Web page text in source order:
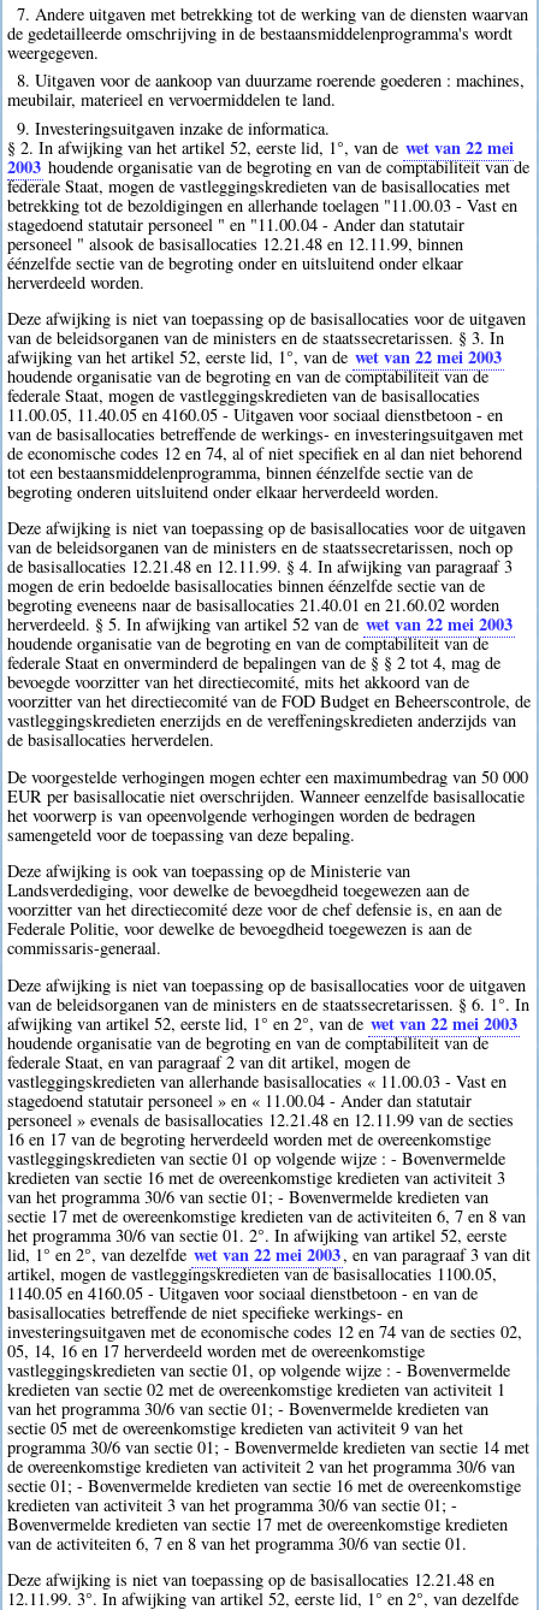
7. Andere uitgaven met betrekking tot de werking van de diensten waarvan
de gedetailleerde omschrijving in de bestaansmiddelenprogramma's wordt
weergegeven.
8. Uitgaven voor de aankoop van duurzame roerende goederen : machines,
meubilair, materieel en vervoermiddelen te land.
9. Investeringsuitgaven inzake de informatica.
§ 2. In afwijking van het artikel 52, eerste lid, 1°, van de wet van 22 mei
2003 houdende organisatie van de begroting en van de comptabiliteit van de
federale Staat, mogen de vastleggingskredieten van de basisallocaties met
betrekking tot de bezoldigingen en allerhande toelagen "11.00.03 - Vast en
stagedoend statutair personeel " en "11.00.04 - Ander dan statutair
personeel " alsook de basisallocaties 12.21.48 en 12.11.99, binnen
éénzelfde sectie van de begroting onder en uitsluitend onder elkaar
herverdeeld worden.
Deze afwijking is niet van toepassing op de basisallocaties voor de uitgaven
van de beleidsorganen van de ministers en de staatssecretarissen. § 3. In
afwijking van het artikel 52, eerste lid, 1°, van de wet van 22 mei 2003
houdende organisatie van de begroting en van de comptabiliteit van de
federale Staat, mogen de vastleggingskredieten van de basisallocaties
11.00.05, 11.40.05 en 4160.05 - Uitgaven voor sociaal dienstbetoon - en
van de basisallocaties betreffende de werkings- en investeringsuitgaven met
de economische codes 12 en 74, al of niet specifiek en al dan niet behorend
tot een bestaansmiddelenprogramma, binnen éénzelfde sectie van de
begroting onderen uitsluitend onder elkaar herverdeeld worden.
Deze afwijking is niet van toepassing op de basisallocaties voor de uitgaven
van de beleidsorganen van de ministers en de staatssecretarissen, noch op
de basisallocaties 12.21.48 en 12.11.99. § 4. In afwijking van paragraaf 3
mogen de erin bedoelde basisallocaties binnen éénzelfde sectie van de
begroting eveneens naar de basisallocaties 21.40.01 en 21.60.02 worden
herverdeeld. § 5. In afwijking van artikel 52 van de wet van 22 mei 2003
houdende organisatie van de begroting en van de comptabiliteit van de
federale Staat en onverminderd de bepalingen van de § § 2 tot 4, mag de
bevoegde voorzitter van het directiecomité, mits het akkoord van de
voorzitter van het directiecomité van de FOD Budget en Beheerscontrole, de
vastleggingskredieten enerzijds en de vereffeningskredieten anderzijds van
de basisallocaties herverdelen.
De voorgestelde verhogingen mogen echter een maximumbedrag van 50 000
EUR per basisallocatie niet overschrijden. Wanneer eenzelfde basisallocatie
het voorwerp is van opeenvolgende verhogingen worden de bedragen
samengeteld voor de toepassing van deze bepaling.
Deze afwijking is ook van toepassing op de Ministerie van
Landsverdediging, voor dewelke de bevoegdheid toegewezen aan de
voorzitter van het directiecomité deze voor de chef defensie is, en aan de
Federale Politie, voor dewelke de bevoegdheid toegewezen is aan de
commissaris-generaal.
Deze afwijking is niet van toepassing op de basisallocaties voor de uitgaven
van de beleidsorganen van de ministers en de staatssecretarissen. § 6. 1°. In
afwijking van artikel 52, eerste lid, 1° en 2°, van de wet van 22 mei 2003
houdende organisatie van de begroting en van de comptabiliteit van de
federale Staat, en van paragraaf 2 van dit artikel, mogen de
vastleggingskredieten van allerhande basisallocaties « 11.00.03 - Vast en
stagedoend statutair personeel » en « 11.00.04 - Ander dan statutair
personeel » evenals de basisallocaties 12.21.48 en 12.11.99 van de secties
16 en 17 van de begroting herverdeeld worden met de overeenkomstige
vastleggingskredieten van sectie 01 op volgende wijze : - Bovenvermelde
kredieten van sectie 16 met de overeenkomstige kredieten van activiteit 3
van het programma 30/6 van sectie 01; - Bovenvermelde kredieten van
sectie 17 met de overeenkomstige kredieten van de activiteiten 6, 7 en 8 van
het programma 30/6 van sectie 01. 2°. In afwijking van artikel 52, eerste
lid, 1° en 2°, van dezelfde wet van 22 mei 2003, en van paragraaf 3 van dit
artikel, mogen de vastleggingskredieten van de basisallocaties 1100.05,
1140.05 en 4160.05 - Uitgaven voor sociaal dienstbetoon - en van de
basisallocaties betreffende de niet specifieke werkings- en
investeringsuitgaven met de economische codes 12 en 74 van de secties 02,
05, 14, 16 en 17 herverdeeld worden met de overeenkomstige
vastleggingskredieten van sectie 01, op volgende wijze : - Bovenvermelde
kredieten van sectie 02 met de overeenkomstige kredieten van activiteit 1
van het programma 30/6 van sectie 01; - Bovenvermelde kredieten van
sectie 05 met de overeenkomstige kredieten van activiteit 9 van het
programma 30/6 van sectie 01; - Bovenvermelde kredieten van sectie 14 met
de overeenkomstige kredieten van activiteit 2 van het programma 30/6 van
sectie 01; - Bovenvermelde kredieten van sectie 16 met de overeenkomstige
kredieten van activiteit 3 van het programma 30/6 van sectie 01; -
Bovenvermelde kredieten van sectie 17 met de overeenkomstige kredieten
van de activiteiten 6, 7 en 8 van het programma 30/6 van sectie 01.
Deze afwijking is niet van toepassing op de basisallocaties 12.21.48 en
12.11.99. 3°. In afwijking van artikel 52, eerste lid, 1° en 2°, van dezelfde